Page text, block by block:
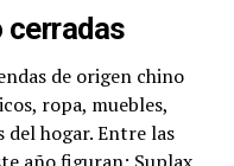
cerradas
de origen chino
ropa, muebles,
hogar. Entre las